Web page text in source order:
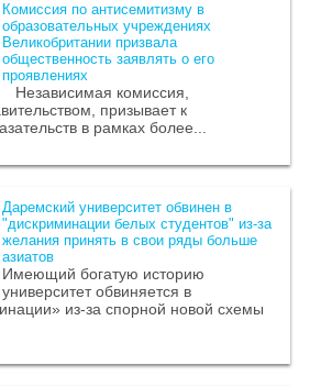
Комиссия по антисемитизму в
образовательных учреждениях
Великобритании призвала
общественность заявлять о его
проявлениях
Независимая комиссия,
призывает к
в рамках более...
Даремский университет обвинен в
"дискриминации белых студентов" из-за
желания принять в свои ряды больше
азиатов
Имеющий богатую историю
университет обвиняется в
из-за спорной новой схемы